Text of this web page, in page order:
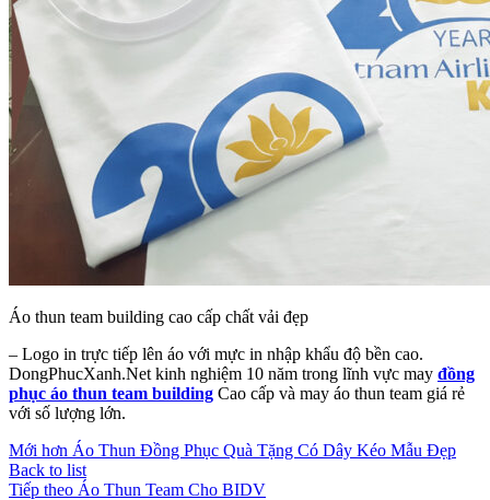
Áo thun team building cao cấp chất vải đẹp
– Logo in trực tiếp lên áo với mực in nhập khẩu độ bền cao.
DongPhucXanh.Net kinh nghiệm 10 năm trong lĩnh vực may đồng
phục áo thun team building Cao cấp và may áo thun team giá rẻ
với số lượng lớn.
Mới hơn Áo Thun Đồng Phục Quà Tặng Có Dây Kéo Mẫu Đẹp
Back to list
Tiếp theo Áo Thun Team Cho BIDV